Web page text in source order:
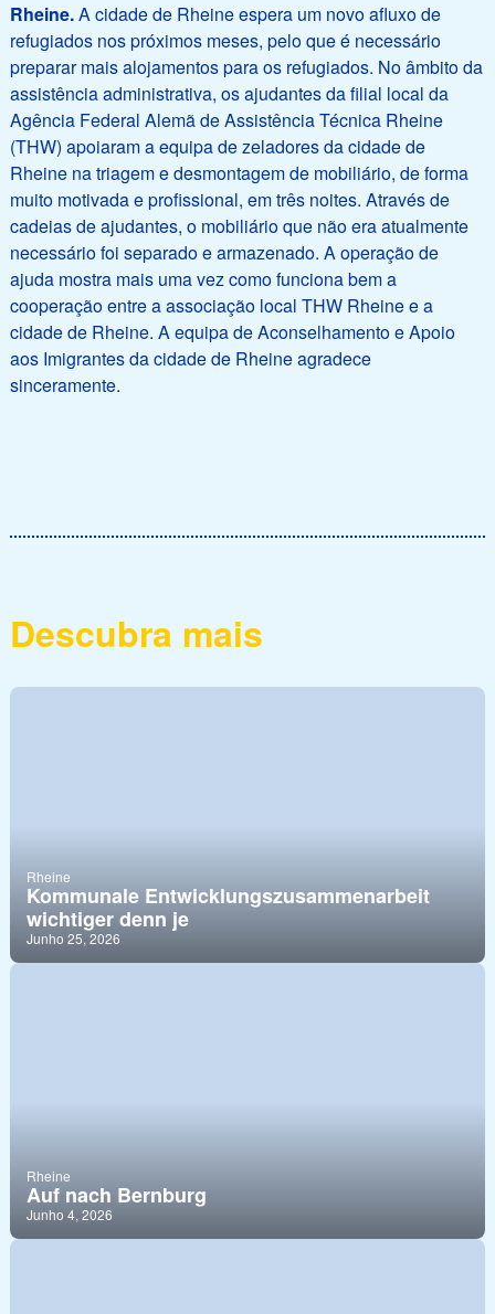
Rheine.A cidade de Rheine espera um novo afluxo de
refugiados nos próximos meses, pelo que é necessário
preparar mais alojamentos para os refugiados. No âmbito da
assistência administrativa, os ajudantes da filial local da
Agência Federal Alemã de Assistência Técnica Rheine
(THW) apoiaram a equipa de zeladores da cidade de
Rheine na triagem e desmontagem de mobiliário, de forma
muito motivada e profissional, em três noites. Através de
cadeias de ajudantes, o mobiliário que não era atualmente
necessário foi separado e armazenado. A operação de
ajuda mostra mais uma vez como funciona bem a
cooperação entre a associação local THW Rheine e a
cidade de Rheine. A equipa de Aconselhamento e Apoio
aos Imigrantes da cidade de Rheine agradece
sinceramente.
Descubra mais
Rheine
Kommunale Entwicklungszusammenarbeit
wichtiger denn je
Junho 25, 2026
Rheine
Auf nach Bernburg
Junho 4, 2026